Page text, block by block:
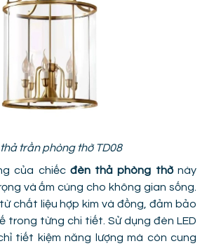
trần phòng thờ TD08
của chiếc đèn thả phòng thờnày
và ấm cúng cho không gian sống.
chất liệu hợp kim và đồng, đảm bảo
trong từng chi tiết. Sử dụng đèn LED
tiết kiệm năng lượng mà còn cung